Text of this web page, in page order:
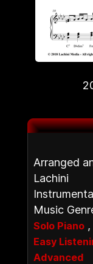
Arranged
Lachini
Music
Solo Piano ,
Easy
Advanced